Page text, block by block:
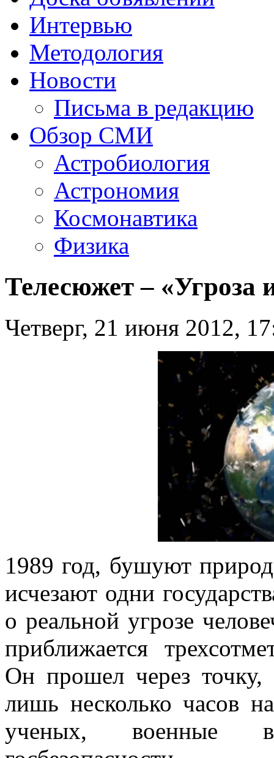
Интервью
Методология
Новости
Письма в редакцию
Обзор СМИ
Астробиология
Астрономия
Космонавтика
Физика
Телесюжет – «Угроза
Четверг, 21 июня 2012,
1989 год, бушуют
исчезают одни
о реальной угрозе
приближается
Он прошел через
лишь несколько часов
ученых, военные